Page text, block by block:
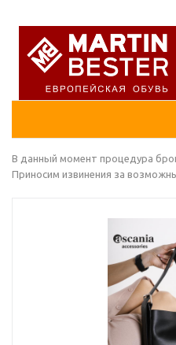
В данный момент процедура
Приносим извинения за